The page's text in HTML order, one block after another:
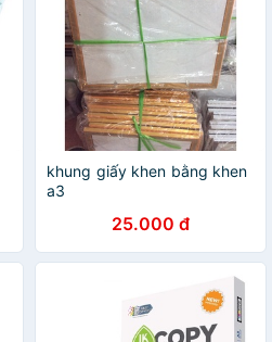
khung giấy khen bằng khen
a3
25.000 đ